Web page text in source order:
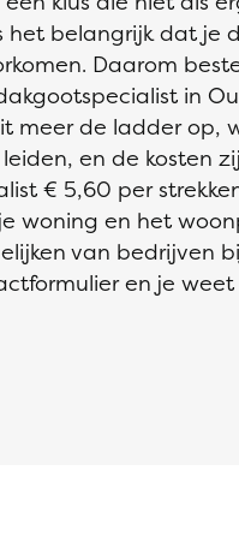
het belangrijk dat je
Daarom
in
meer de ladder op,
en de kosten
€ 5,60 per
woning en het
van bedrijven
en je